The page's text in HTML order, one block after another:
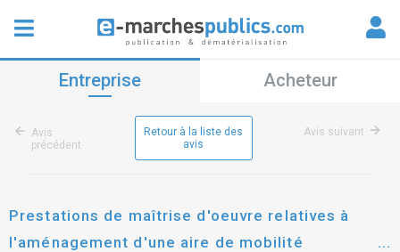
Entreprise Acheteur
Avis
précédent
Retour à la liste des
avis
Avis suivant
Prestations de maîtrise d'oeuvre relatives à
l'aménagement d'une aire de mobilité